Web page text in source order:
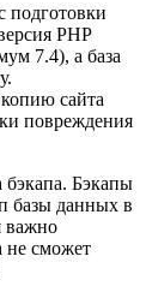
подготовки
PHP
7.4), а база
сайта
повреждения
Бэкапы
базы данных в
важно
не сможет